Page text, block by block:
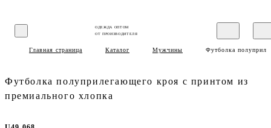
ОДЕЖДА ОПТОМ
ОТ ПРОИЗВОДИТЕЛЯ
Главная страница Каталог Мужчины Футболка
Футболка полуприлегающего кроя с принтом из
премиального хлопка